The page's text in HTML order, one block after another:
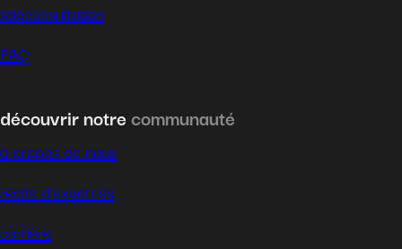
téléconsultation
FAQ
découvrir notrecommunauté
à propos de nous
récits d’expatriés
carrière